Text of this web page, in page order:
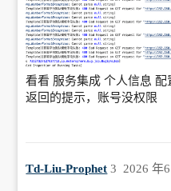
看看 服务集成 个人信息
返回的提示，账号没权限
Td-Liu-Prophet 2026 年
3